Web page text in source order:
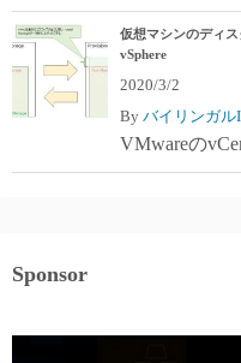
仮想マシンのディ
vSphere
2020/3/2
By バイリンガル
VMwareの
Sponsor